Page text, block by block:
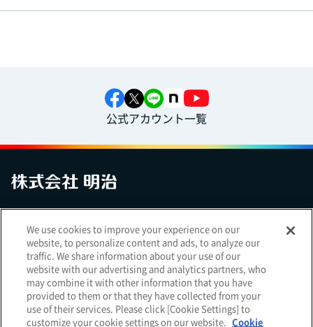
公式アカウント一覧
アクセシビリティへの対応方針ご利用規約明治グループのDX
Cookie Settings
明治ホールディングス株式会社 （ EN ｜簡体 ）
We use cookies to improve your experience on our
website, to personalize content and ads, to analyze our
traffic. We share information about your use of our
website with our advertising and analytics partners, who
may combine it with other information that you have
provided to them or that they have collected from your
use of their services. Please click [Cookie Settings] to
customize your cookie settings on our website. Cookie